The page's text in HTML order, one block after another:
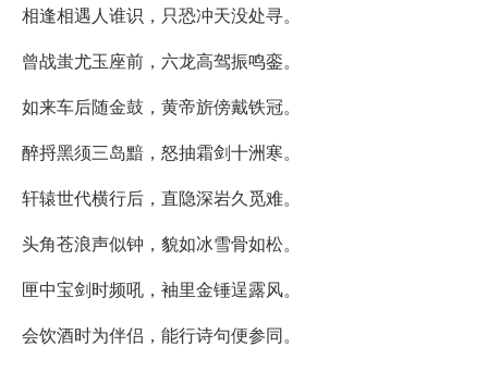
相逢相遇人谁识，只恐冲天没处寻。
曾战蚩尤玉座前，六龙高驾振鸣銮。
如来车后随金鼓，黄帝旂傍戴铁冠。
醉捋黑须三岛黯，怒抽霜剑十洲寒。
轩辕世代横行后，直隐深岩久觅难。
头角苍浪声似钟，貌如冰雪骨如松。
匣中宝剑时频吼，袖里金锤逞露风。
会饮酒时为伴侣，能行诗句便参同。